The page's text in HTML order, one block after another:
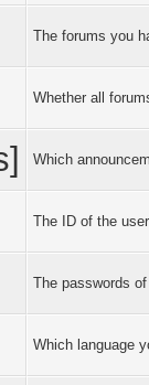
The forums you
Whether all
Which
The ID of the
The passwords
Which language